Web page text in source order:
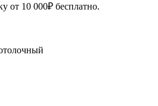
от 10 000₽ бесплатно.